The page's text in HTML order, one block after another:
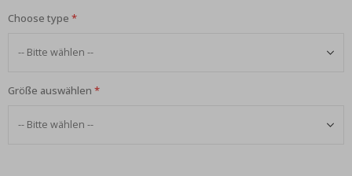
Choose type
Größe auswählen